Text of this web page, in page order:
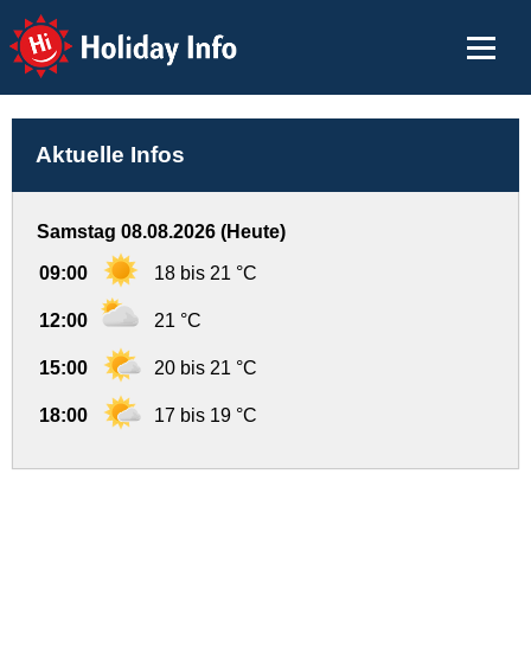
Holiday Info
Aktuelle Infos
Samstag 08.08.2026 (Heute)
09:00 18 bis 21 °C
12:00 21 °C
15:00 20 bis 21 °C
18:00 17 bis 19 °C